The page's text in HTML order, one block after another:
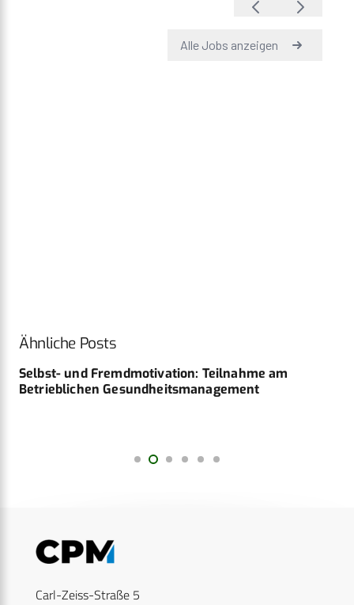
Ähnliche Posts
Selbst- und Fremdmotivation: Teilnahme am
Betrieblichen Gesundheitsmanagement
Carl-Zeiss-Straße 5